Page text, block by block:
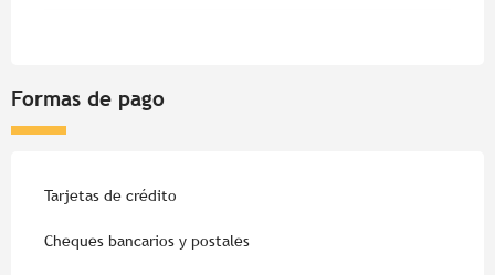
Formas de pago
Tarjetas de crédito
Cheques bancarios y postales